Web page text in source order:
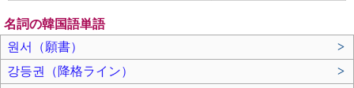
名詞の韓国語単語
원서（願書）
>
강등권（降格ライン）
>